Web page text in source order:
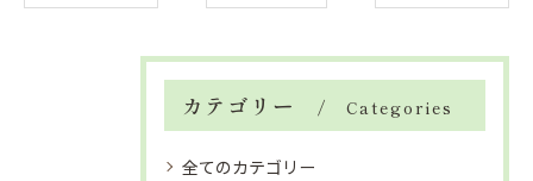
カテゴリー Categories
全てのカテゴリー